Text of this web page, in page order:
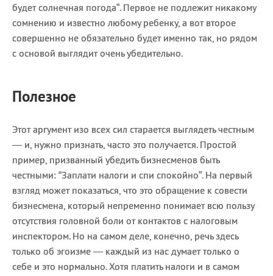
будет солнечная погода”. Первое не подлежит никакому
сомнению и известно любому ребенку, а вот второе
совершенно не обязательно будет именно так, но рядом
с основой выглядит очень убедительно.
Полезное
Этот аргумент изо всех сил старается выглядеть честным
— и, нужно признать, часто это получается. Простой
пример, призванный убедить бизнесменов быть
честными: “Заплати налоги и спи спокойно”. На первый
взгляд может показаться, что это обращение к совести
бизнесмена, который непременно понимает всю пользу
отсутствия головной боли от контактов с налоговым
инспектором. Но на самом деле, конечно, речь здесь
только об эгоизме — каждый из нас думает только о
себе и это нормально. Хотя платить налоги и в самом